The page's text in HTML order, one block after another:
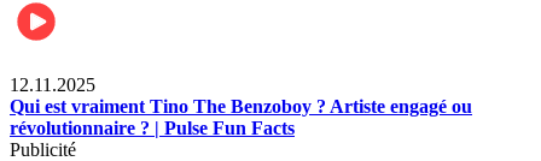
12.11.2025
Qui est vraiment Tino The Benzoboy ? Artiste engagé ou
révolutionnaire ? | Pulse Fun Facts
Publicité